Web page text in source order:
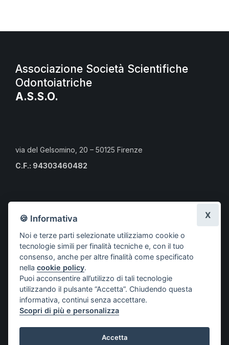
Associazione Società Scientifiche
Odontoiatriche
A.S.S.O.
via del Gelsomino, 20 – 50125 Firenze
C.F.: 94303460482
Risorse per i professionisti
Risorse per i cittadini
Risorse per gli Studenti CLMOPD
A.S.S.O.
Società aderenti
Progetti
Contatti
🍪 Informativa
Noi e terze parti selezionate utilizziamo cookie o
tecnologie simili per finalità tecniche e, con il tuo
consenso, anche per altre finalità come specificato
nellacookie policy.
Puoi acconsentire all’utilizzo di tali tecnologie
utilizzando il pulsante “Accetta”. Chiudendo questa
informativa, continui senza accettare.
Scopri di più e personalizza
Accetta
X